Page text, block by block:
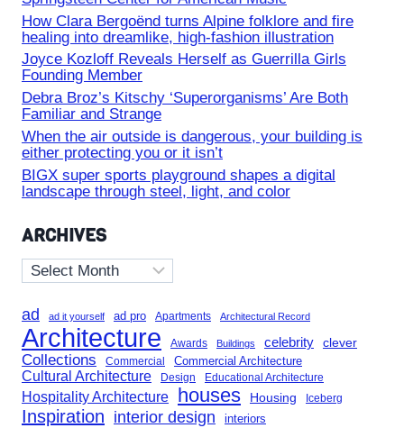
How Clara Bergoënd turns Alpine folklore and fire
healing into dreamlike, high-fashion illustration
Joyce Kozloff Reveals Herself as Guerrilla Girls
Founding Member
Debra Broz’s Kitschy ‘Superorganisms’ Are Both
Familiar and Strange
When the air outside is dangerous, your building is
either protecting you or it isn’t
BIGX super sports playground shapes a digital
landscape through steel, light, and color
ARCHIVES
Archives
ad ad it yourself ad pro Apartments Architectural Record
Architecture Awards Buildings celebrity clever
Collections Commercial Commercial Architecture
Cultural Architecture Design Educational Architecture
Hospitality Architecture houses Housing Iceberg
Inspiration interior design interiors